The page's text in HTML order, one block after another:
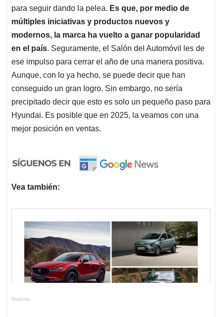
para seguir dando la pelea. Es que, por medio de
múltiples iniciativas y productos nuevos y
modernos, la marca ha vuelto a ganar popularidad
en el país. Seguramente, el Salón del Automóvil les de
ese impulso para cerrar el año de una manera positiva.
Aunque, con lo ya hecho, se puede decir que han
conseguido un gran logro. Sin embargo, no sería
precipitado decir que esto es solo un pequeño paso para
Hyundai. Es posible que en 2025, la veamos con una
mejor posición en ventas.
Vea también:
Anuncios.